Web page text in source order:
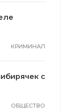
КРИМИНАЛ
с
ОБЩЕСТВО